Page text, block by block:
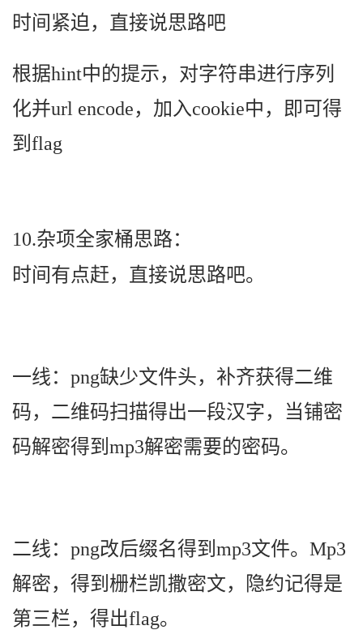
时间紧迫，直接说思路吧
根据hint中的提示，对字符串进行序列
化并url encode，加入cookie中，即可得
到flag
10.杂项全家桶思路：
时间有点赶，直接说思路吧。
一线：png缺少文件头，补齐获得二维
码，二维码扫描得出一段汉字，当铺密
码解密得到mp3解密需要的密码。
二线：png改后缀名得到mp3文件。Mp3
解密，得到栅栏凯撒密文，隐约记得是
第三栏，得出flag。